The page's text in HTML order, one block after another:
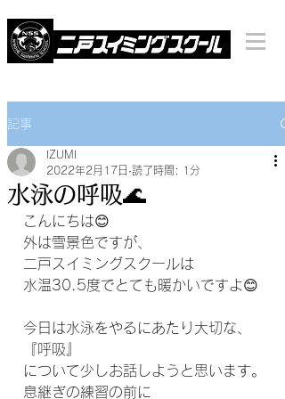
記事
水泳の呼吸🌊
IZUMI
2022年2月17日 読了時間: 1分
こんにちは😊
外は雪景色ですが、
二戸スイミングスクールは
水温30.5度でとても暖かいですよ😊
今日は水泳をやるにあたり大切な、
『呼吸』
について少しお話しようと思います。
息継ぎの練習の前に